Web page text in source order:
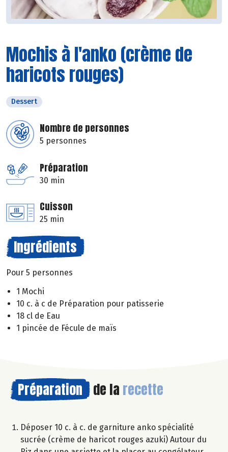
Mochis à l'anko (crème de
haricots rouges)
Dessert
Nombre de personnes
5 personnes
Préparation
30 min
Cuisson
25 min
Ingrédients
Pour 5 personnes
1 Mochi
10 c. à c de Préparation pour patisserie
18 cl de Eau
1 pincée de Fécule de maïs
Préparation de la recette
Déposer 10 c. à c. de garniture anko spécialité
sucrée (crème de haricot rouges azuki) Autour du